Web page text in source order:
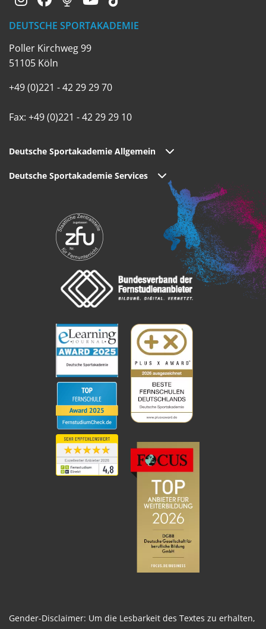
DEUTSCHE SPORTAKADEMIE
Poller Kirchweg 99
51105 Köln
+49 (0)221 - 42 29 29 70
Fax: +49 (0)221 - 42 29 29 10
Deutsche Sportakademie Allgemein
Deutsche Sportakademie Services
Gender-Disclaimer: Um die Lesbarkeit des Textes zu erhalten,